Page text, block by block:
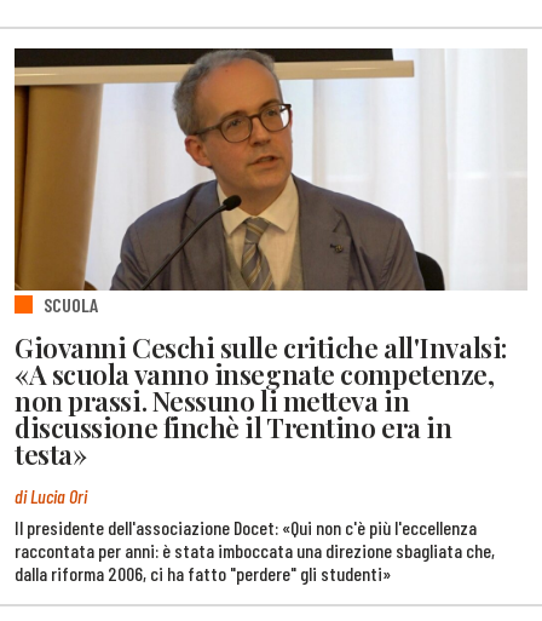
SCUOLA
Giovanni Ceschi sulle critiche all'Invalsi:
«A scuola vanno insegnate competenze,
non prassi. Nessuno li metteva in
discussione finchè il Trentino era in
testa»
di Lucia Ori
Il presidente dell'associazione Docet: «Qui non c'è più l'eccellenza
raccontata per anni: è stata imboccata una direzione sbagliata che,
dalla riforma 2006, ci ha fatto "perdere" gli studenti»